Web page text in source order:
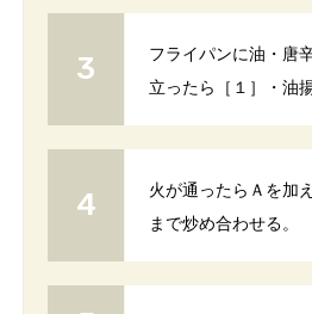
フライパンに油・唐
立ったら［１］・油
火が通ったらＡを加
まで炒め合わせる。